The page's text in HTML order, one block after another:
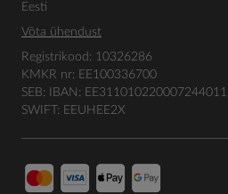
Eesti
Võta ühendust
Registrikood: 10326286
KMKR nr: EE100336700
SEB: IBAN: EE311010220007244011
SWIFT: EEUHEE2X